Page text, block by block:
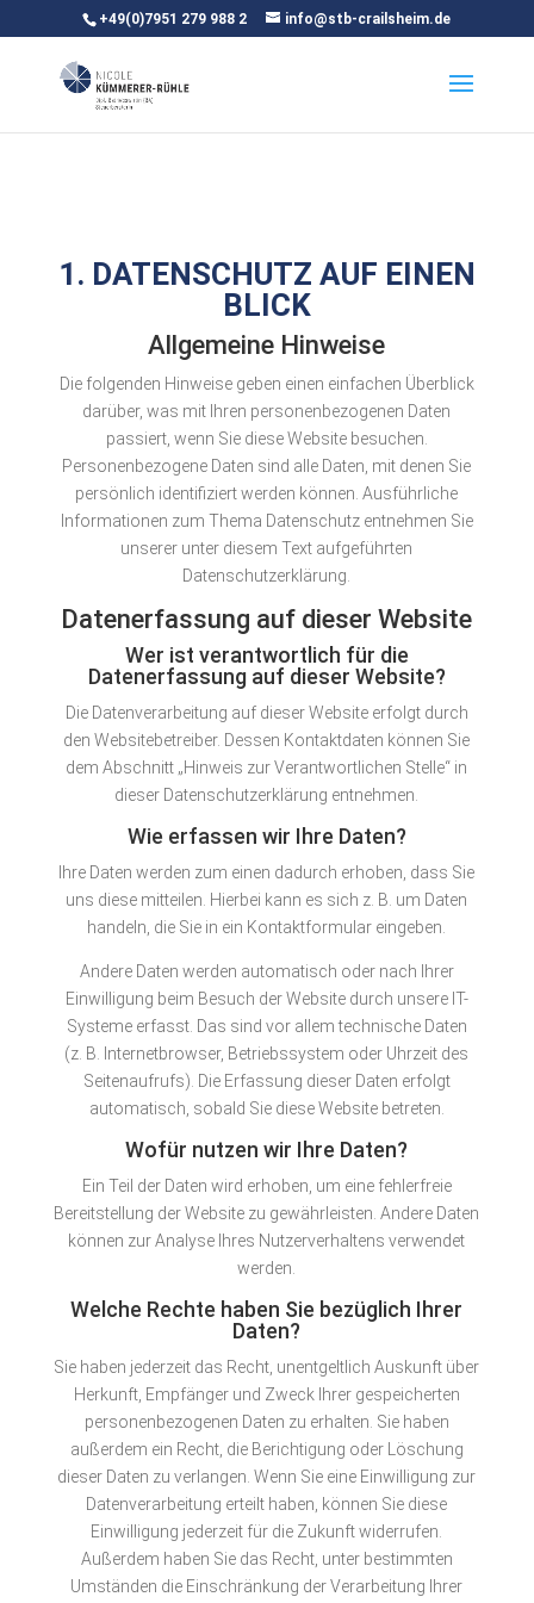
+49(0)7951 279 988 2 info@stb-crailsheim.de
1. DATENSCHUTZ AUF EINEN
BLICK
Allgemeine Hinweise
Die folgenden Hinweise geben einen einfachen Überblick
darüber, was mit Ihren personenbezogenen Daten
passiert, wenn Sie diese Website besuchen.
Personenbezogene Daten sind alle Daten, mit denen Sie
persönlich identifiziert werden können. Ausführliche
Informationen zum Thema Datenschutz entnehmen Sie
unserer unter diesem Text aufgeführten
Datenschutzerklärung.
Datenerfassung auf dieser Website
Wer ist verantwortlich für die
Datenerfassung auf dieser Website?
Die Datenverarbeitung auf dieser Website erfolgt durch
den Websitebetreiber. Dessen Kontaktdaten können Sie
dem Abschnitt „Hinweis zur Verantwortlichen Stelle“ in
dieser Datenschutzerklärung entnehmen.
Wie erfassen wir Ihre Daten?
Ihre Daten werden zum einen dadurch erhoben, dass Sie
uns diese mitteilen. Hierbei kann es sich z. B. um Daten
handeln, die Sie in ein Kontaktformular eingeben.
Andere Daten werden automatisch oder nach Ihrer
Einwilligung beim Besuch der Website durch unsere IT-
Systeme erfasst. Das sind vor allem technische Daten
(z. B. Internetbrowser, Betriebssystem oder Uhrzeit des
Seitenaufrufs). Die Erfassung dieser Daten erfolgt
automatisch, sobald Sie diese Website betreten.
Wofür nutzen wir Ihre Daten?
Ein Teil der Daten wird erhoben, um eine fehlerfreie
Bereitstellung der Website zu gewährleisten. Andere Daten
können zur Analyse Ihres Nutzerverhaltens verwendet
werden.
Welche Rechte haben Sie bezüglich Ihrer
Daten?
Sie haben jederzeit das Recht, unentgeltlich Auskunft über
Herkunft, Empfänger und Zweck Ihrer gespeicherten
personenbezogenen Daten zu erhalten. Sie haben
außerdem ein Recht, die Berichtigung oder Löschung
dieser Daten zu verlangen. Wenn Sie eine Einwilligung zur
Datenverarbeitung erteilt haben, können Sie diese
Einwilligung jederzeit für die Zukunft widerrufen.
Außerdem haben Sie das Recht, unter bestimmten
Umständen die Einschränkung der Verarbeitung Ihrer